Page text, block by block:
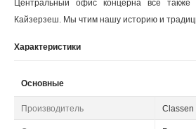
Центральный офис концерна все также
Кайзерзеш. Мы чтим нашу историю и
Характеристики
Основные
Производитель Classen